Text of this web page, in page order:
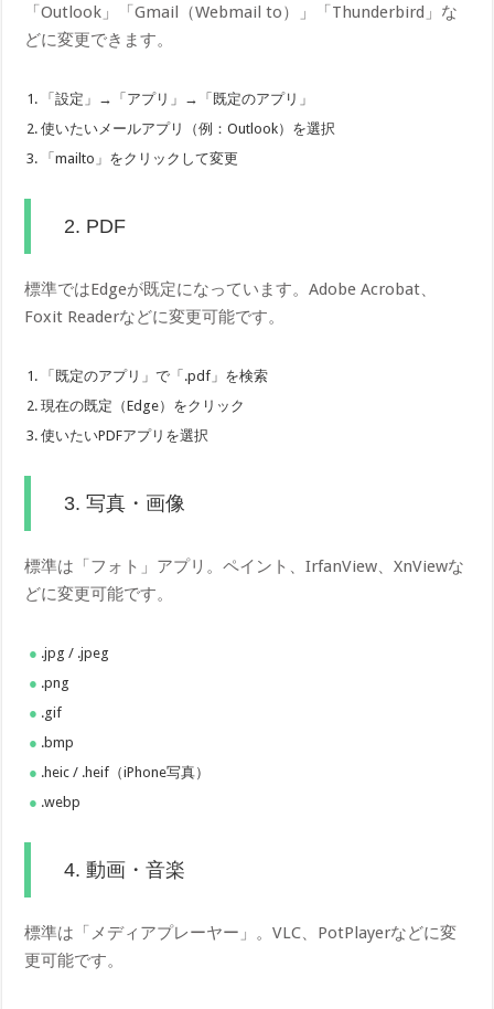
「Outlook」「Gmail（Webmail to）」「Thunderbird」な
どに変更できます。
「設定」→「アプリ」→「既定のアプリ」
使いたいメールアプリ（例：Outlook）を選択
「mailto」をクリックして変更
2. PDF
標準ではEdgeが既定になっています。Adobe Acrobat、
Foxit Readerなどに変更可能です。
「既定のアプリ」で「.pdf」を検索
現在の既定（Edge）をクリック
使いたいPDFアプリを選択
3. 写真・画像
標準は「フォト」アプリ。ペイント、IrfanView、XnViewな
どに変更可能です。
.jpg / .jpeg
.png
.gif
.bmp
.heic / .heif（iPhone写真）
.webp
4. 動画・音楽
標準は「メディアプレーヤー」。VLC、PotPlayerなどに変
更可能です。